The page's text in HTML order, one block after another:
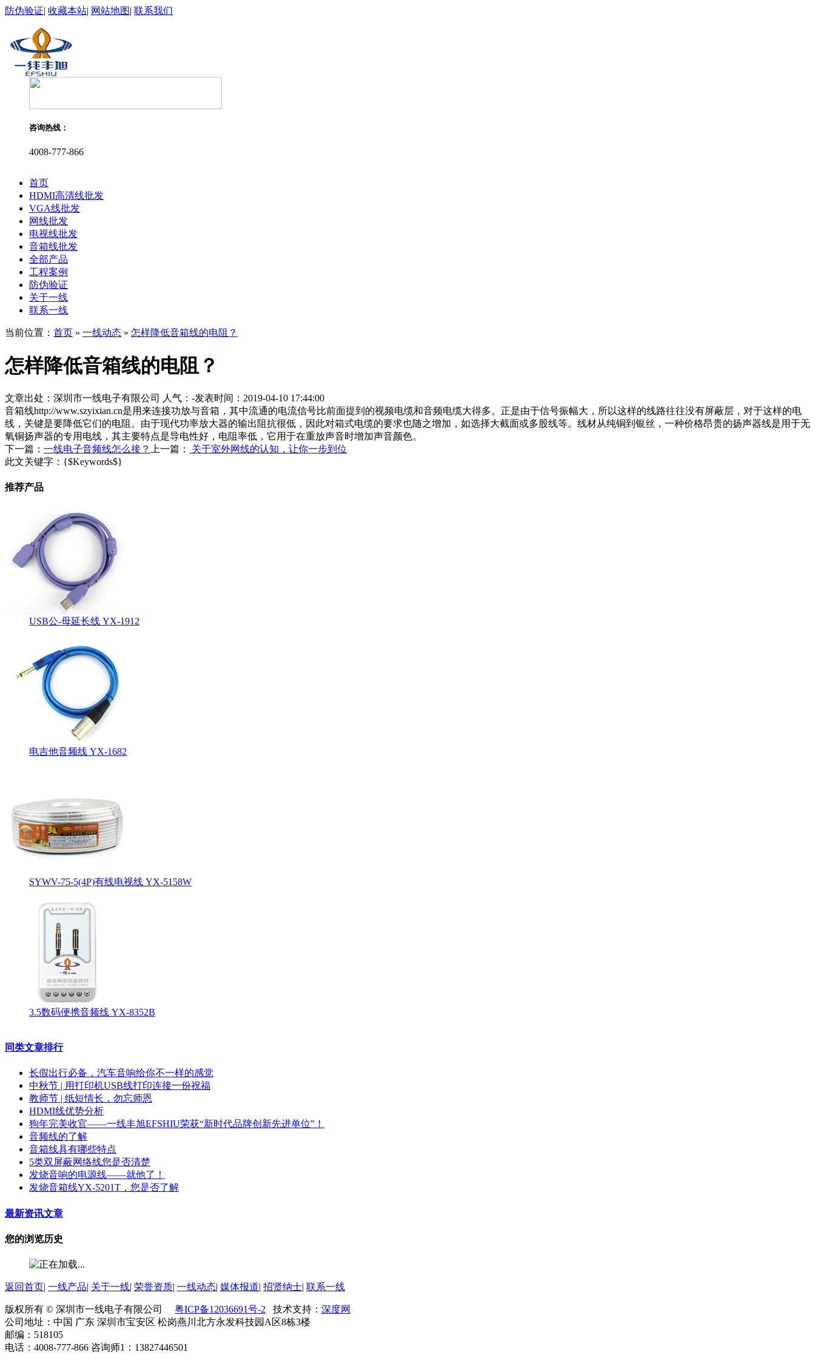
防伪验证| 收藏本站| 网站地图| 联系我们
咨询热线：
4008-777-866
首页
HDMI高清线批发
VGA线批发
网线批发
电视线批发
音箱线批发
全部产品
工程案例
防伪验证
关于一线
联系一线
当前位置： 首页 » 一线动态 » 怎样降低音箱线的电阻？
怎样降低音箱线的电阻？
文章出处：深圳市一线电子有限公司 人气： -发表时间：2019-04-10 17:44:00
音箱线http://www.szyixian.cn是用来连接功放与音箱，其中流通的电流信号比前面提到的视频电缆和音频电缆大得多。正是由于信号振幅大，所以这样的线路往往没有屏蔽层，对于这样的电
线，关键是要降低它们的电阻。由于现代功率放大器的输出阻抗很低，因此对箱式电缆的要求也随之增加，如选择大截面或多股线等。线材从纯铜到银丝，一种价格昂贵的扬声器线是用于无
氧铜扬声器的专用电线，其主要特点是导电性好，电阻率低，它用于在重放声音时增加声音颜色。
下一篇： 一线电子音频线怎么接？ 上一篇：
关于室外网线的认知，让你一步到位
此文关键字： {$Keywords$}
推荐产品
USB公-母延长线 YX-1912
电吉他音频线 YX-1682
SYWV-75-5(4P)有线电视线 YX-5158W
3.5数码便携音频线 YX-8352B
同类文章排行
长假出行必备，汽车音响给你不一样的感觉
中秋节 | 用打印机USB线打印连接一份祝福
教师节 | 纸短情长，勿忘师恩
HDMI线优势分析
狗年完美收官——一线丰旭EFSHIU荣获“新时代品牌创新先进单位”！
音频线的了解
音箱线具有哪些特点
5类双屏蔽网络线您是否清楚
发烧音响的电源线——就他了！
发烧音箱线YX-5201T，您是否了解
最新资讯文章
您的浏览历史
返回首页| 一线产品| 关于一线| 荣誉资质| 一线动态| 媒体报道| 招贤纳士| 联系一线
版权所有 © 深圳市一线电子有限公司 粤ICP备12036691号-2 技术支持： 深度网
公司地址：中国 广东 深圳市宝安区 松岗燕川北方永发科技园A区8栋3楼
邮编：518105
电话：4008-777-866 咨询师1：13827446501